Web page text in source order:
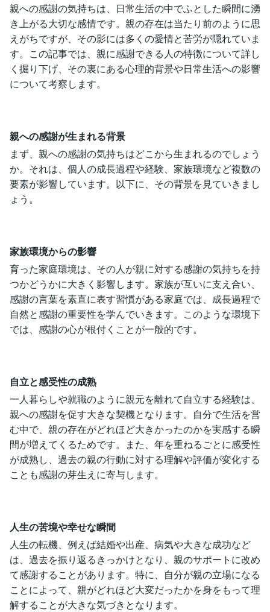
親への感謝の気持ちは、日常生活の中でふとした瞬間に湧
き上がる大切な感情です。親の存在は当たり前のように思
えがちですが、その影には多くの愛情と苦労が隠れていま
す。この記事では、親に感謝できる人の特徴について詳し
く掘り下げ、その裏にある心理的背景や日常生活への影響
について考察します。
親への感謝が生まれる背景
まず、親への感謝の気持ちはどこから生まれるのでしょう
か。それは、個人の成長過程や経験、家族環境など複数の
要素が影響しています。以下に、その背景を見ていきまし
ょう。
家族環境からの影響
育った家庭環境は、その人が親に対する感謝の気持ちを持
つかどうかに大きく影響します。家族が互いに支え合い、
感謝の言葉を素直に表す習慣がある家庭では、成長過程で
自然と感謝の重要性を学んでいきます。このような環境下
では、感謝の心が根付くことが一般的です。
自立と感受性の成熟
一人暮らしや就職のように親元を離れて自立する経験は、
親への感謝を促す大きな契機となります。自分で生活を営
む中で、親の存在がどれほど大きかったのかを実感する瞬
間が増えてくるためです。また、年を重ねるごとに感受性
が成熟し、過去の親の行動に対する理解や評価が変化する
ことも感謝の芽生えに寄与します。
人生の苦境や幸せな瞬間
人生の転機、例えば結婚や出産、病気や大きな成功など
は、過去を振り返るきっかけとなり、親のサポートに改め
て感謝することがあります。特に、自分が親の立場になる
ことによって、親がどれほど大変だったかを身をもって理
解することが大きな気づきとなります。